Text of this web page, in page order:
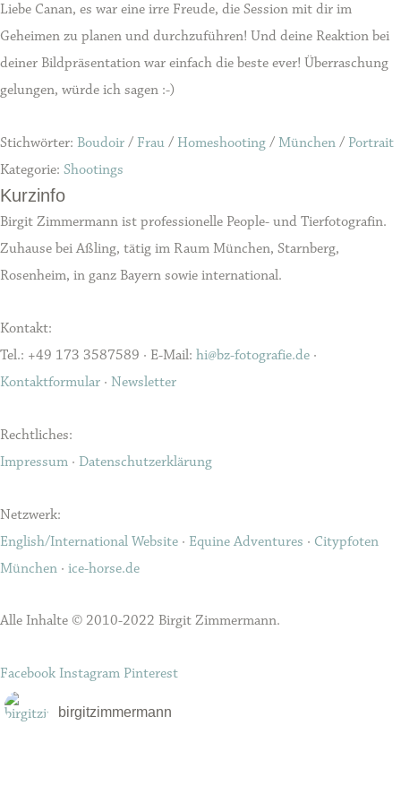
Liebe Canan, es war eine irre Freude, die Session mit dir im
Geheimen zu planen und durchzuführen! Und deine Reaktion bei
deiner Bildpräsentation war einfach die beste ever! Überraschung
gelungen, würde ich sagen :-)
Stichwörter: Boudoir / Frau / Homeshooting / München / Portrait
Kategorie: Shootings
Kurzinfo
Birgit Zimmermann ist professionelle People- und Tierfotografin.
Zuhause bei Aßling, tätig im Raum München, Starnberg,
Rosenheim, in ganz Bayern sowie international.
Kontakt:
Tel.: +49 173 3587589 · E-Mail: hi@bz-fotografie.de ·
Kontaktformular · Newsletter
Rechtliches:
Impressum · Datenschutzerklärung
Netzwerk:
English/International Website · Equine Adventures · Citypfoten
München · ice-horse.de
Alle Inhalte © 2010-2022 Birgit Zimmermann.
Facebook Instagram Pinterest
birgitzimmermann